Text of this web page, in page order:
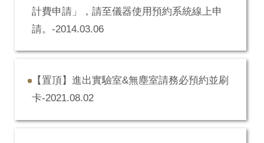
計費申請」，請至儀器使用預約系統線上申
請。-2014.03.06
【置頂】進出實驗室&無塵室請務必預約並刷
卡-2021.08.02